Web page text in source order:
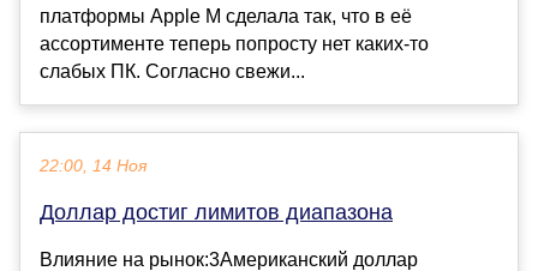
платформы Apple M сделала так, что в её
ассортименте теперь попросту нет каких-то
слабых ПК. Согласно свежи...
22:00, 14 Ноя
Доллар достиг лимитов диапазона
Влияние на рынок:3Американский доллар